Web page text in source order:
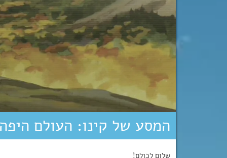
המסע של קינו: העולם היפה – פרק
שלום לכולם!